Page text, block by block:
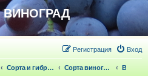
Вход
Регистрация
Сорта и гибридные формы винограда Сорта винограда В